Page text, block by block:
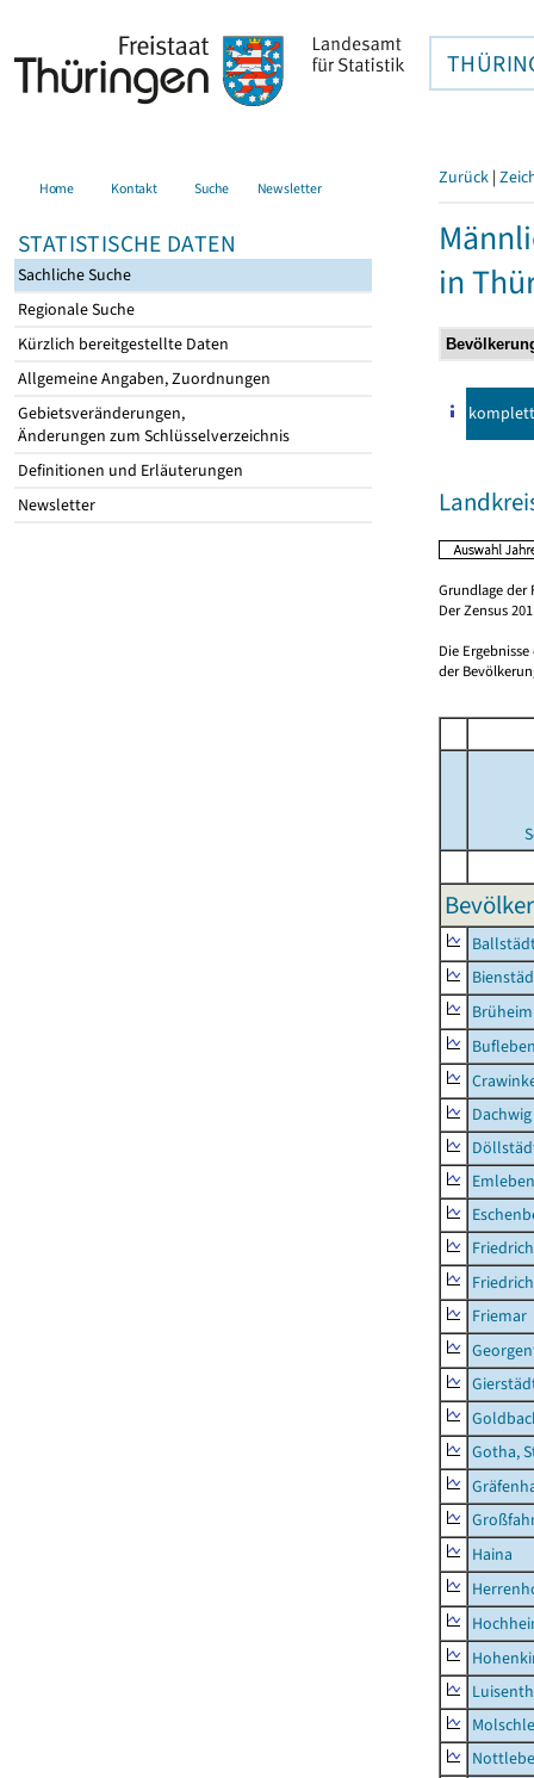
Home Kontakt Suche Newsletter
STATISTISCHE DATEN
Sachliche Suche
Regionale Suche
Kürzlich bereitgestellte Daten
Allgemeine Angaben, Zuordnungen
Gebietsveränderungen,
Änderungen zum Schlüsselverzeichnis
Definitionen und Erläuterungen
Newsletter
Zurück |
in
komplett
Grundlage der
Der Zensus
Die
der
Brüheim
Dachwig
Emleben
Friemar
Gotha,
Haina